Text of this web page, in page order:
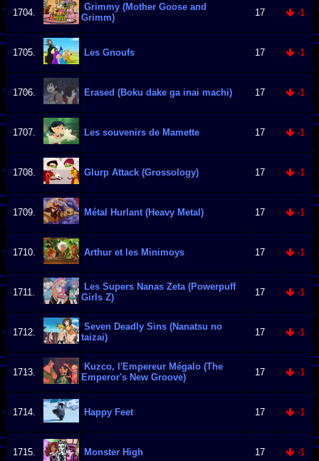
1704.
Grimmy (Mother Goose and
Grimm)
17 -1
1705. Les Gnoufs 17 -1
1706. Erased (Boku dake ga inai machi) 17 -1
1707. Les souvenirs de Mamette 17 -1
1708. Glurp Attack (Grossology) 17 -1
1709. Métal Hurlant (Heavy Metal) 17 -1
1710. Arthur et les Minimoys 17 -1
1711.
Les Supers Nanas Zeta (Powerpuff
Girls Z)
17 -1
1712.
Seven Deadly Sins (Nanatsu no
taizai)
17 -1
1713.
Kuzco, l'Empereur Mégalo (The
Emperor's New Groove)
17 -1
1714. Happy Feet 17 -1
1715. Monster High 17 -1